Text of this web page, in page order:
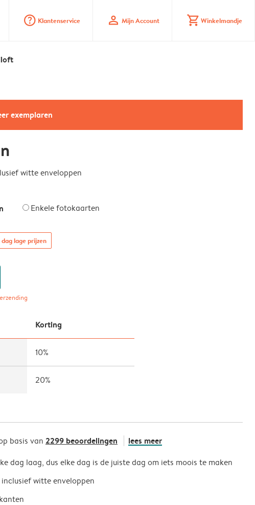
question_mark_circle Klantenservice profile Mijn Account shopping_cart Winkelmandje
exemplaren
witte enveloppen
Enkele fotokaarten
dag lage prijzen
Korting
10%
20%
basis van 2299 beoordelingen lees meer
dag laag, dus elke dag is de juiste dag om iets moois te maken
witte enveloppen